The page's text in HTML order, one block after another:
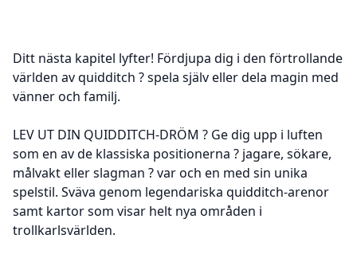
Ditt nästa kapitel lyfter! Fördjupa dig i den förtrollande
världen av quidditch ? spela själv eller dela magin med
vänner och familj.
LEV UT DIN QUIDDITCH-DRÖM ? Ge dig upp i luften
som en av de klassiska positionerna ? jagare, sökare,
målvakt eller slagman ? var och en med sin unika
spelstil. Sväva genom legendariska quidditch-arenor
samt kartor som visar helt nya områden i
trollkarlsvärlden.